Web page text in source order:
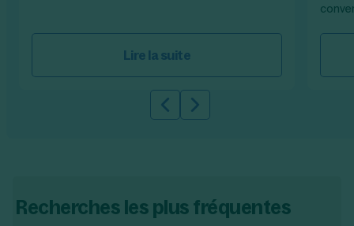
Lire la suite
Slide précédente
Slide suivante
Recherches les plus fréquentes